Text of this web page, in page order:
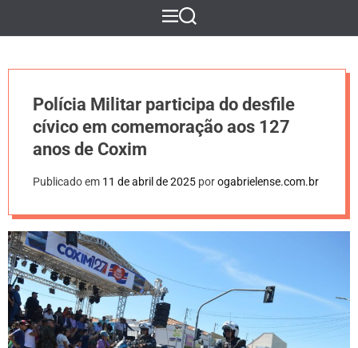
M
e
P
e
s
r
Polícia Militar participa do desfile
cívico em comemoração aos 127
anos de Coxim
Publicado em 11 de abril de 2025 porogabrielense.com.br